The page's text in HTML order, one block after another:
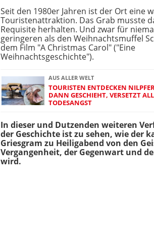
Seit den 1980er Jahren ist der Ort eine
Touristenattraktion. Das Grab musste
Requisite herhalten. Und zwar für
geringeren als den Weihnachtsmuffel
dem Film "A Christmas Carol" ("Eine
Weihnachtsgeschichte").
AUS ALLER WELT
TOURISTEN ENTDECKEN
DANN GESCHIEHT, VERSETZT
TODESANGST
In dieser und Dutzenden weiteren
der Geschichte ist zu sehen, wie der
Griesgram zu Heiligabend von den
Vergangenheit, der Gegenwart und
wird.